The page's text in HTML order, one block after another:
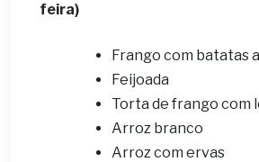
feira)
Frango com batatas
Feijoada
Torta de frango com
Arroz branco
Arroz com ervas